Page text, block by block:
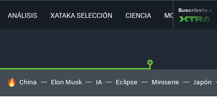
ANÁLISIS XATAKA SELECCIÓN CIENCIA MOVILIDAD
Suscríbete a
HOY SE HABLA DE
China Elon Musk IA Eclipse Miniserie Japón